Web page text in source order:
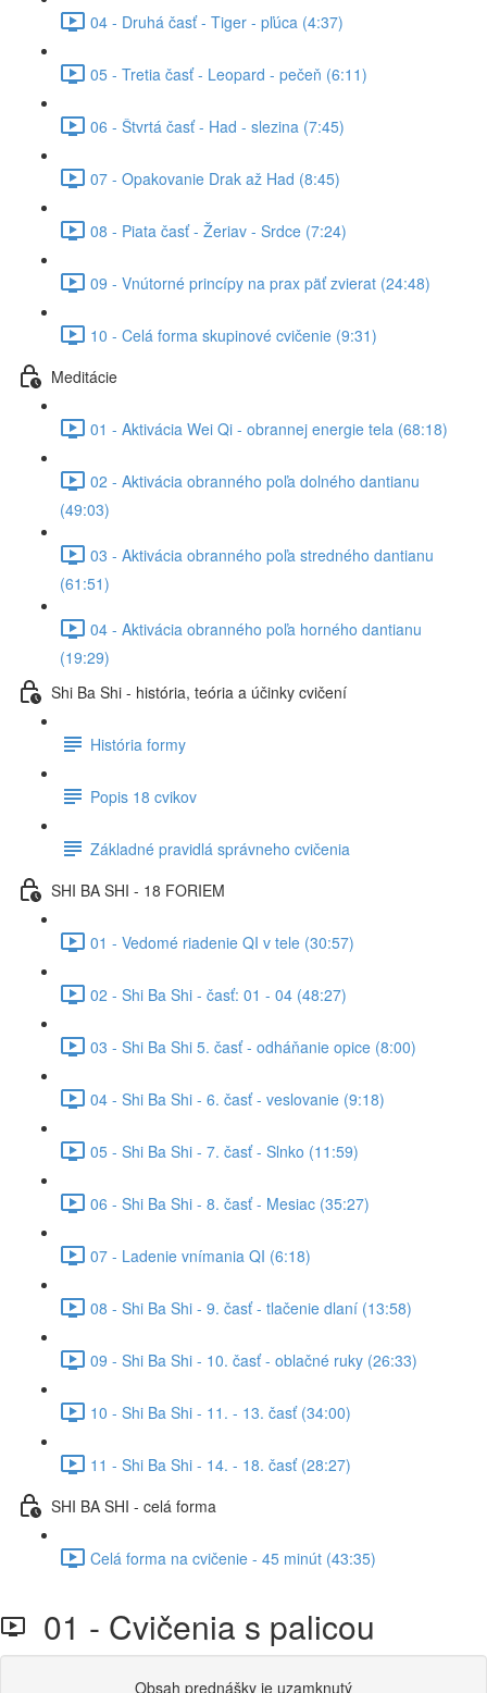
04 - Druhá časť - Tiger - pľúca (4:37)
05 - Tretia časť - Leopard - pečeň (6:11)
06 - Štvrtá časť - Had - slezina (7:45)
07 - Opakovanie Drak až Had (8:45)
08 - Piata časť - Žeriav - Srdce (7:24)
09 - Vnútorné princípy na prax päť zvierat (24:48)
10 - Celá forma skupinové cvičenie (9:31)
Meditácie
01 - Aktivácia Wei Qi - obrannej energie tela (68:18)
02 - Aktivácia obranného poľa dolného dantianu
(49:03)
03 - Aktivácia obranného poľa stredného dantianu
(61:51)
04 - Aktivácia obranného poľa horného dantianu
(19:29)
Shi Ba Shi - história, teória a účinky cvičení
História formy
Popis 18 cvikov
Základné pravidlá správneho cvičenia
SHI BA SHI - 18 FORIEM
01 - Vedomé riadenie QI v tele (30:57)
02 - Shi Ba Shi - časť: 01 - 04 (48:27)
03 - Shi Ba Shi 5. časť - odháňanie opice (8:00)
04 - Shi Ba Shi - 6. časť - veslovanie (9:18)
05 - Shi Ba Shi - 7. časť - Slnko (11:59)
06 - Shi Ba Shi - 8. časť - Mesiac (35:27)
07 - Ladenie vnímania QI (6:18)
08 - Shi Ba Shi - 9. časť - tlačenie dlaní (13:58)
09 - Shi Ba Shi - 10. časť - oblačné ruky (26:33)
10 - Shi Ba Shi - 11. - 13. časť (34:00)
11 - Shi Ba Shi - 14. - 18. časť (28:27)
SHI BA SHI - celá forma
Celá forma na cvičenie - 45 minút (43:35)
01 - Cvičenia s palicou
Obsah prednášky je uzamknutý